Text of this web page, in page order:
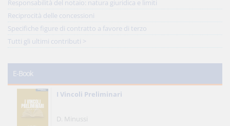
Responsabilità del notaio: natura giuridica e limiti
Reciprocità delle concessioni
Specifiche figure di contratto a favore di terzo
Tutti gli ultimi contributi >
E-Book
I Vincoli Preliminari
D. Minussi